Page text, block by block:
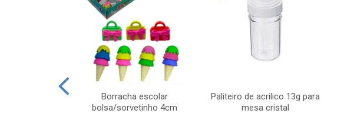
Borracha escolar
bolsa/sorvetinho 4cm
Paliteiro de acrilico 13g para
mesa cristal